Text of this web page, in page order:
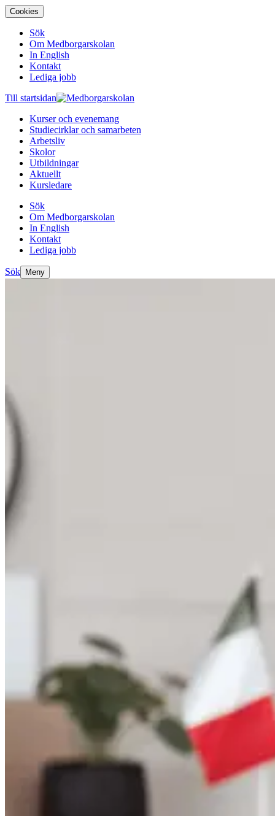
Cookies
Sök
Om Medborgarskolan
In English
Kontakt
Lediga jobb
Till startsidan
Kurser och evenemang
Studiecirklar och samarbeten
Arbetsliv
Skolor
Utbildningar
Aktuellt
Kursledare
Sök
Om Medborgarskolan
In English
Kontakt
Lediga jobb
Sök Meny